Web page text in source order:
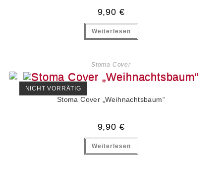
9,90 €
Weiterlesen
Stoma Cover
NICHT VORRÄTIG
Stoma Cover „Weihnachtsbaum“
9,90 €
Weiterlesen